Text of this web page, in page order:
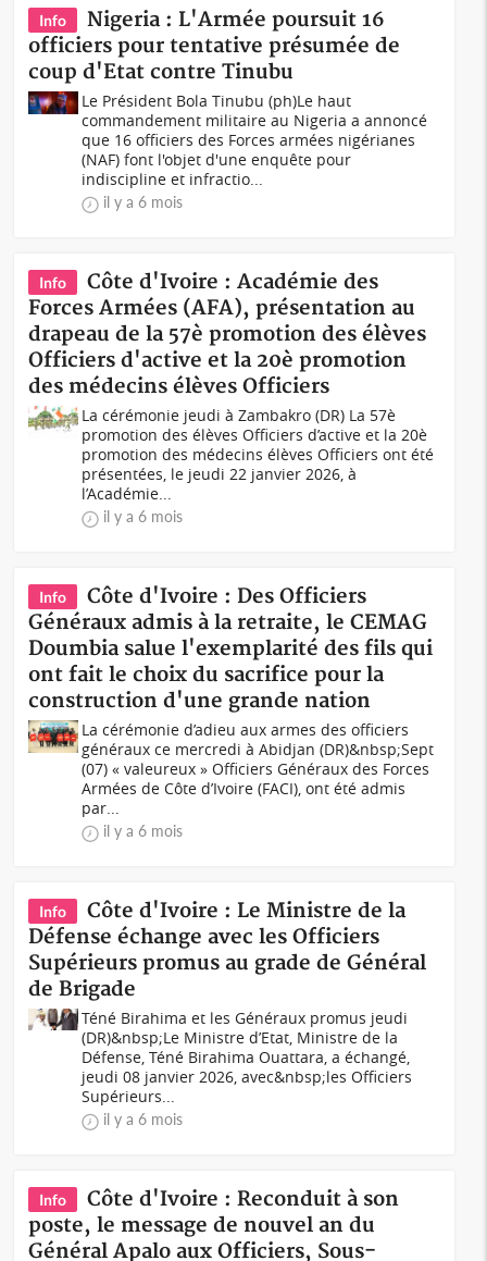
Info
Nigeria : L'Armée poursuit 16
officiers pour tentative présumée de
coup d'Etat contre Tinubu
Le Président Bola Tinubu (ph)Le haut
commandement militaire au Nigeria a annoncé
que 16 officiers des Forces armées nigérianes
(NAF) font l'objet d'une enquête pour
indiscipline et infractio...
il y a 6 mois
Info
Côte d'Ivoire : Académie des
Forces Armées (AFA), présentation au
drapeau de la 57è promotion des élèves
Officiers d'active et la 20è promotion
des médecins élèves Officiers
La cérémonie jeudi à Zambakro (DR) La 57è
promotion des élèves Officiers d’active et la 20è
promotion des médecins élèves Officiers ont été
présentées, le jeudi 22 janvier 2026, à
l’Académie...
il y a 6 mois
Info
Côte d'Ivoire : Des Officiers
Généraux admis à la retraite, le CEMAG
Doumbia salue l'exemplarité des fils qui
ont fait le choix du sacrifice pour la
construction d'une grande nation
La cérémonie d’adieu aux armes des officiers
généraux ce mercredi à Abidjan (DR)&nbsp;Sept
(07) « valeureux » Officiers Généraux des Forces
Armées de Côte d’Ivoire (FACI), ont été admis
par...
il y a 6 mois
Info
Côte d'Ivoire : Le Ministre de la
Défense échange avec les Officiers
Supérieurs promus au grade de Général
de Brigade
Téné Birahima et les Généraux promus jeudi
(DR)&nbsp;Le Ministre d’Etat, Ministre de la
Défense, Téné Birahima Ouattara, a échangé,
jeudi 08 janvier 2026, avec&nbsp;les Officiers
Supérieurs...
il y a 6 mois
Info
Côte d'Ivoire : Reconduit à son
poste, le message de nouvel an du
Général Apalo aux Officiers, Sous-